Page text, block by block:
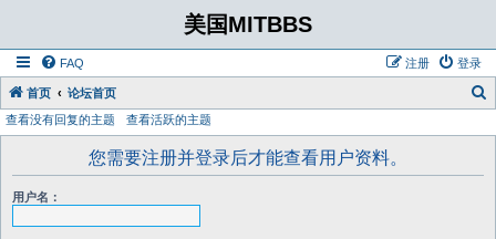
美国MITBBS
FAQ 登录
注册
首页 论坛首页
查看没有回复的主题 查看活跃的主题
您需要注册并登录后才能查看用户资料。
用户名：